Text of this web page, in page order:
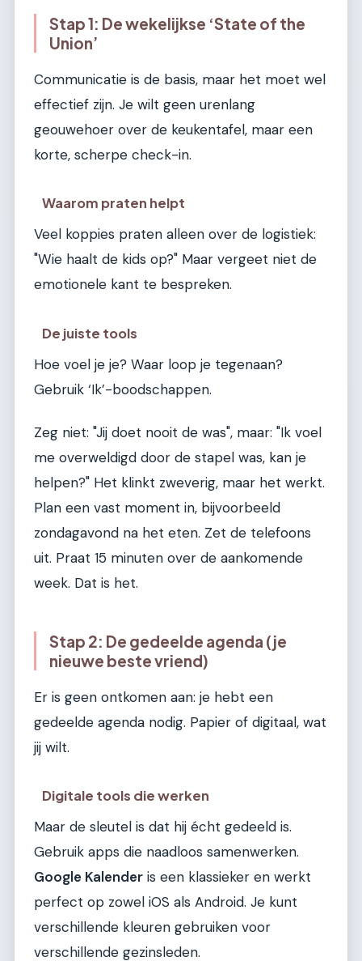
Stap 1: De wekelijkse ‘State of the
Union’
Communicatie is de basis, maar het moet wel
effectief zijn. Je wilt geen urenlang
geouwehoer over de keukentafel, maar een
korte, scherpe check-in.
Waarom praten helpt
Veel koppies praten alleen over de logistiek:
"Wie haalt de kids op?" Maar vergeet niet de
emotionele kant te bespreken.
De juiste tools
Hoe voel je je? Waar loop je tegenaan?
Gebruik ‘Ik’-boodschappen.
Zeg niet: "Jij doet nooit de was", maar: "Ik voel
me overweldigd door de stapel was, kan je
helpen?" Het klinkt zweverig, maar het werkt.
Plan een vast moment in, bijvoorbeeld
zondagavond na het eten. Zet de telefoons
uit. Praat 15 minuten over de aankomende
week. Dat is het.
Stap 2: De gedeelde agenda (je
nieuwe beste vriend)
Er is geen ontkomen aan: je hebt een
gedeelde agenda nodig. Papier of digitaal, wat
jij wilt.
Digitale tools die werken
Maar de sleutel is dat hij écht gedeeld is.
Gebruik apps die naadloos samenwerken.
Google Kalender is een klassieker en werkt
perfect op zowel iOS als Android. Je kunt
verschillende kleuren gebruiken voor
verschillende gezinsleden.